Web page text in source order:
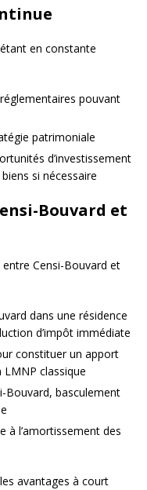
en constante
pouvant
patrimoniale
d’investissement
si nécessaire
Bouvard et
Censi-Bouvard et
dans une résidence
d’impôt immédiate
constituer un apport
classique
Bouvard, basculement
à l’amortissement des
avantages à court